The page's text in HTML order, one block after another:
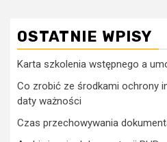
OSTATNIE WPISY
Karta szkolenia wstępnego a
Co zrobić ze środkami ochrony
daty ważności
Czas przechowywania